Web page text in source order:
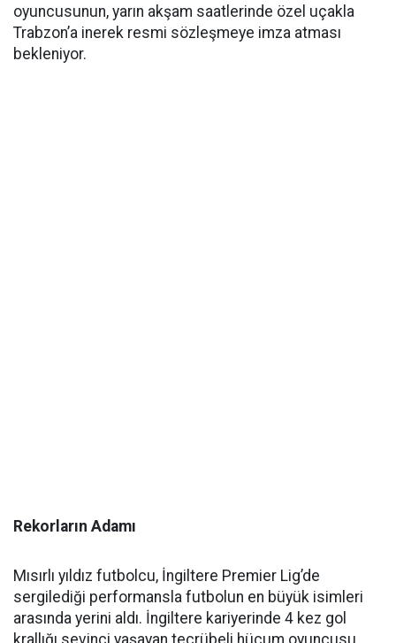
oyuncusunun, yarın akşam saatlerinde özel uçakla
Trabzon’a inerek resmi sözleşmeye imza atması
bekleniyor.
Rekorların Adamı
Mısırlı yıldız futbolcu, İngiltere Premier Lig’de
sergilediği performansla futbolun en büyük isimleri
arasında yerini aldı. İngiltere kariyerinde 4 kez gol
krallığı sevinci yaşayan tecrübeli hücum oyuncusu,